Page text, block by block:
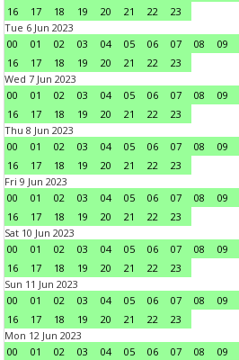
16
17 18 19 20 21 22
23
Tue 6 Jun 2023
00
01 02 03 04 05 06 07 08 09
16
17 18 19 20 21 22
23
Wed 7 Jun 2023
00
01 02 03 04 05 06 07 08 09
16
17 18 19 20 21 22
23
Thu 8 Jun 2023
00
01 02 03 04 05 06 07 08 09
16
17 18 19 20 21 22
23
Fri 9 Jun 2023
00
01 02 03 04 05 06 07 08 09
16
17 18 19 20 21 22
23
Sat 10 Jun 2023
00
01 02 03 04 05 06 07 08 09
16
17 18 19 20 21 22
23
Sun 11 Jun 2023
00
01 02 03 04 05 06 07 08 09
16
17 18 19 20 21 22
23
Mon 12 Jun 2023
00
01 02 03 04 05 06 07 08 09